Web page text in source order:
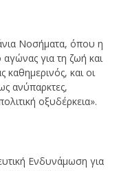
Νοσήματα, όπου η
αγώνας για τη ζωή και
και οι
ανύπαρκτες,
οξυδέρκεια».
Ενδυνάμωση για